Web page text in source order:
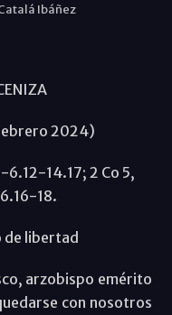
Ibáñez
2024)
6.12-14.17; 2 Co 5,
18.
de libertad
arzobispo emérito
con nosotros